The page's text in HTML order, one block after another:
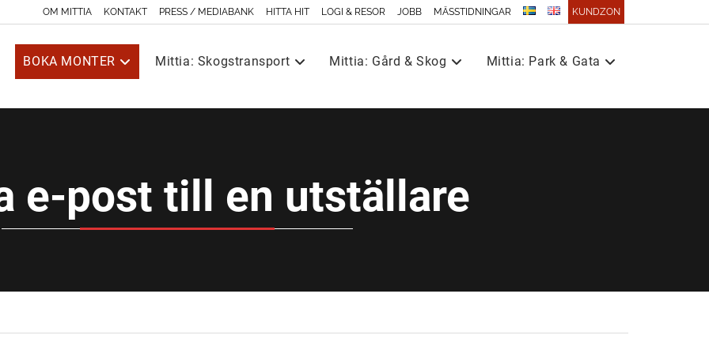
OM MITTIA KONTAKT PRESS / MEDIABANK HITTA HIT LOGI & RESOR JOBB MÄSSTIDNINGAR KUNDZON
BOKA MONTER Mittia: Skogstransport Mittia: Gård & Skog Mittia: Park & Gata
e-post till en utställare